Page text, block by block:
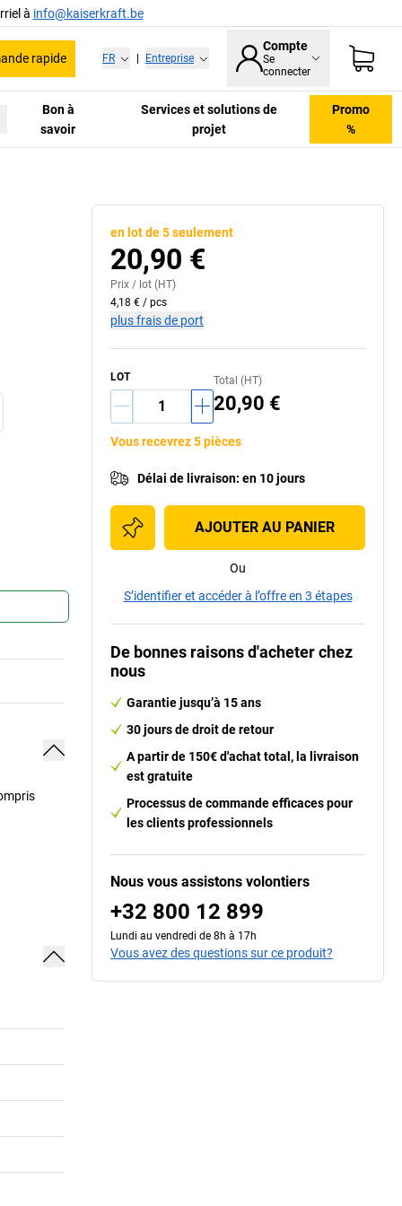
à info@kaiserkraft.be
rapide FR Entreprise
Compte
Se
connecter
Bon à
savoir
Services et solutions de
projet
Promo
%
en lot de 5 seulement
20,90 €
Prix / lot (HT)
4,18 € / pcs
plus frais de port
LOT Total (HT)
20,90 €
Vous recevrez 5 pièces
Délai de livraison: en 10 jours
AJOUTER AU PANIER
Ou
S’identifier et accéder à l’offre en 3 étapes
De bonnes raisons d'acheter chez
nous
Garantie jusqu’à 15 ans
30 jours de droit de retour
A partir de 150€ d'achat total, la livraison
est gratuite
Processus de commande efficaces pour
les clients professionnels
Nous vous assistons volontiers
+32 800 12 899
Lundi au vendredi de 8h à 17h
Vous avez des questions sur ce produit?